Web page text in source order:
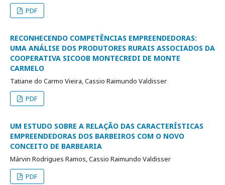
PDF
RECONHECENDO COMPETÊNCIAS EMPREENDEDORAS:
UMA ANÁLISE DOS PRODUTORES RURAIS ASSOCIADOS DA
COOPERATIVA SICOOB MONTECREDI DE MONTE
CARMELO
Tatiane do Carmo Vieira, Cassio Raimundo Valdisser
PDF
UM ESTUDO SOBRE A RELAÇÃO DAS CARACTERÍSTICAS
EMPREENDEDORAS DOS BARBEIROS COM O NOVO
CONCEITO DE BARBEARIA
Márvin Rodrigues Ramos, Cassio Raimundo Valdisser
PDF